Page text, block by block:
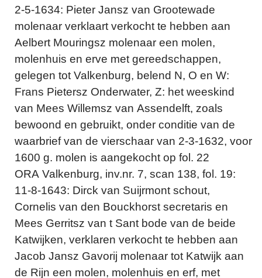
2-5-1634: Pieter Jansz van Grootewade
molenaar verklaart verkocht te hebben aan
Aelbert Mouringsz molenaar een molen,
molenhuis en erve met gereedschappen,
gelegen tot Valkenburg, belend N, O en W:
Frans Pietersz Onderwater, Z: het weeskind
van Mees Willemsz van Assendelft, zoals
bewoond en gebruikt, onder conditie van de
waarbrief van de vierschaar van 2-3-1632, voor
1600 g. molen is aangekocht op fol. 22
ORA Valkenburg, inv.nr. 7, scan 138, fol. 19:
11-8-1643: Dirck van Suijrmont schout,
Cornelis van den Bouckhorst secretaris en
Mees Gerritsz van t Sant bode van de beide
Katwijken, verklaren verkocht te hebben aan
Jacob Jansz Gavorij molenaar tot Katwijk aan
de Rijn een molen, molenhuis en erf, met